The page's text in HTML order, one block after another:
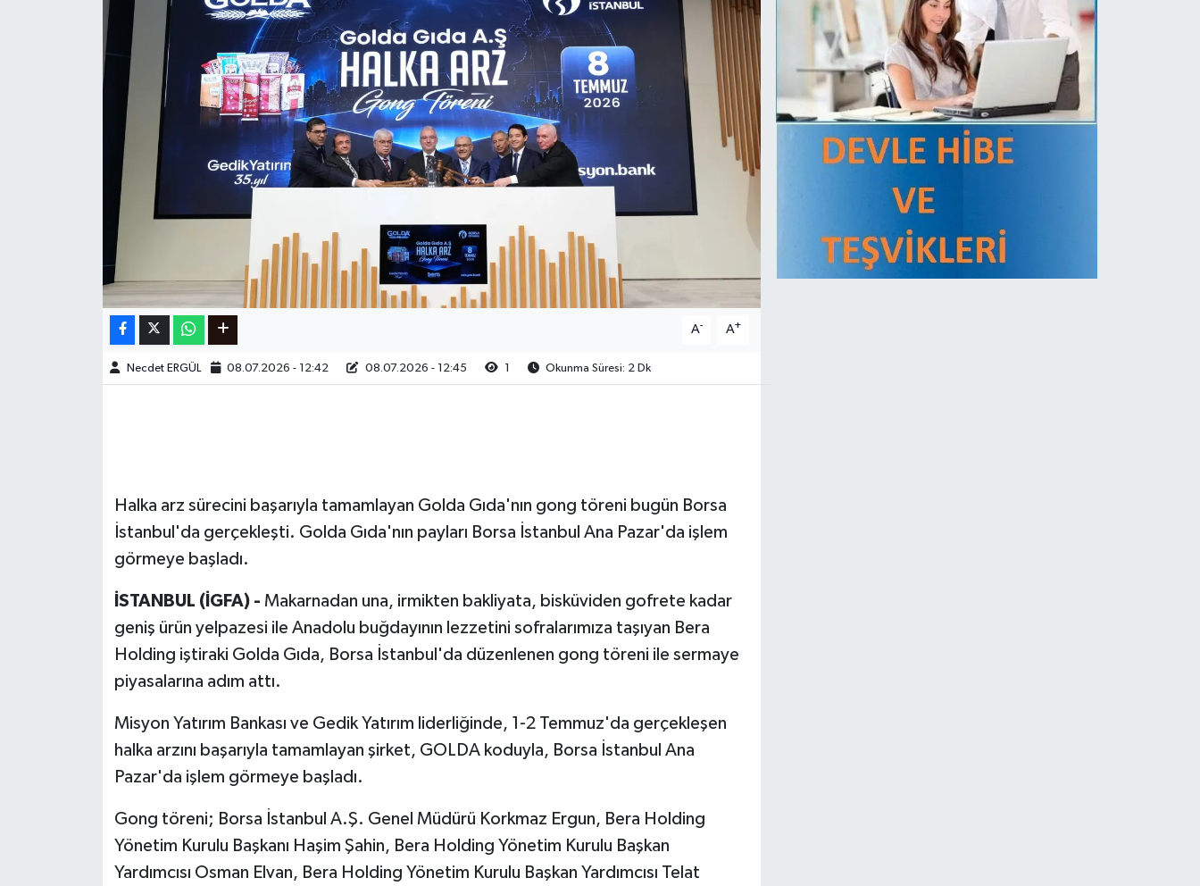
A- A+
Necdet ERGÜL 08.07.2026 - 12:42 08.07.2026 - 12:45 1 Okunma Süresi: 2 Dk
Halka arz sürecini başarıyla tamamlayan Golda Gıda'nın gong töreni bugün Borsa
İstanbul'da gerçekleşti. Golda Gıda'nın payları Borsa İstanbul Ana Pazar'da işlem
görmeye başladı.
İSTANBUL (İGFA) - Makarnadan una, irmikten bakliyata, bisküviden gofrete kadar
geniş ürün yelpazesi ile Anadolu buğdayının lezzetini sofralarımıza taşıyan Bera
Holding iştiraki Golda Gıda, Borsa İstanbul'da düzenlenen gong töreni ile sermaye
piyasalarına adım attı.
Misyon Yatırım Bankası ve Gedik Yatırım liderliğinde, 1-2 Temmuz'da gerçekleşen
halka arzını başarıyla tamamlayan şirket, GOLDA koduyla, Borsa İstanbul Ana
Pazar'da işlem görmeye başladı.
Gong töreni; Borsa İstanbul A.Ş. Genel Müdürü Korkmaz Ergun, Bera Holding
Yönetim Kurulu Başkanı Haşim Şahin, Bera Holding Yönetim Kurulu Başkan
Yardımcısı Osman Elvan, Bera Holding Yönetim Kurulu Başkan Yardımcısı Telat